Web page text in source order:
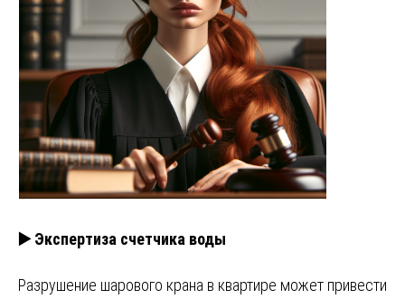
▶️ Экспертиза счетчика воды
Разрушение шарового крана в квартире может привести